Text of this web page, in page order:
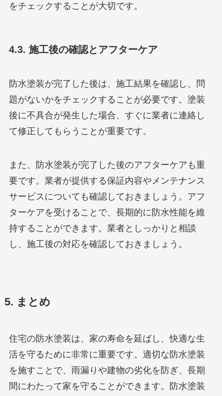
をチェックすることが大切です。
4.3. 施工後の確認とアフターケア
防水塗装が完了した後は、施工結果を確認し、問
題がないかをチェックすることが必要です。塗装
後に不具合が発生した場合、すぐに業者に連絡し
て修正してもらうことが重要です。
また、防水塗装が完了した後のアフターケアも重
要です。業者が提供する保証内容やメンテナンス
サービスについても確認しておきましょう。アフ
ターケアを受けることで、長期的に防水性能を維
持することができます。業者としっかりと相談
し、施工後の対応を確認しておきましょう。
5. まとめ
住宅の防水塗装は、家の寿命を延ばし、快適な生
活を守るために非常に重要です。適切な防水塗装
を施すことで、雨漏りや建物の劣化を防ぎ、長期
間にわたって家を守ることができます。防水塗装